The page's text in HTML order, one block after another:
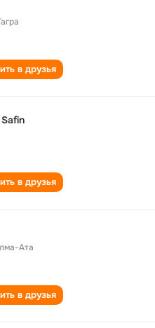
в друзья
в друзья
Ата
в друзья